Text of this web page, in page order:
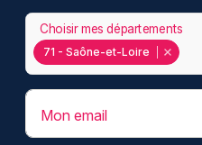
71 - Saône-et-Loire
Choisir mes départements
Mon email